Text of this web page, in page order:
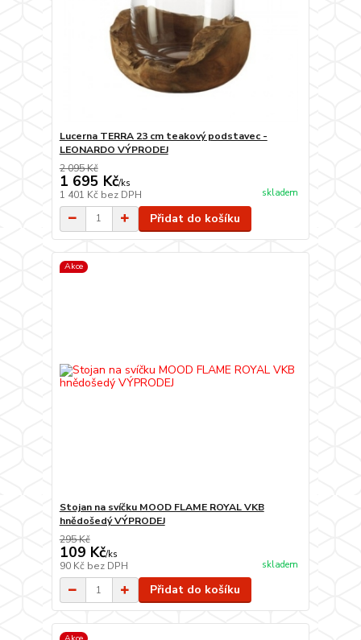
Lucerna TERRA 23 cm teakový podstavec -
LEONARDO VÝPRODEJ
2 095 Kč
1 695 Kč/ks
1 401 Kč bez DPH skladem
Přidat do košíku
Akce
Stojan na svíčku MOOD FLAME ROYAL VKB
hnědošedý VÝPRODEJ
295 Kč
109 Kč/ks
90 Kč bez DPH skladem
Přidat do košíku